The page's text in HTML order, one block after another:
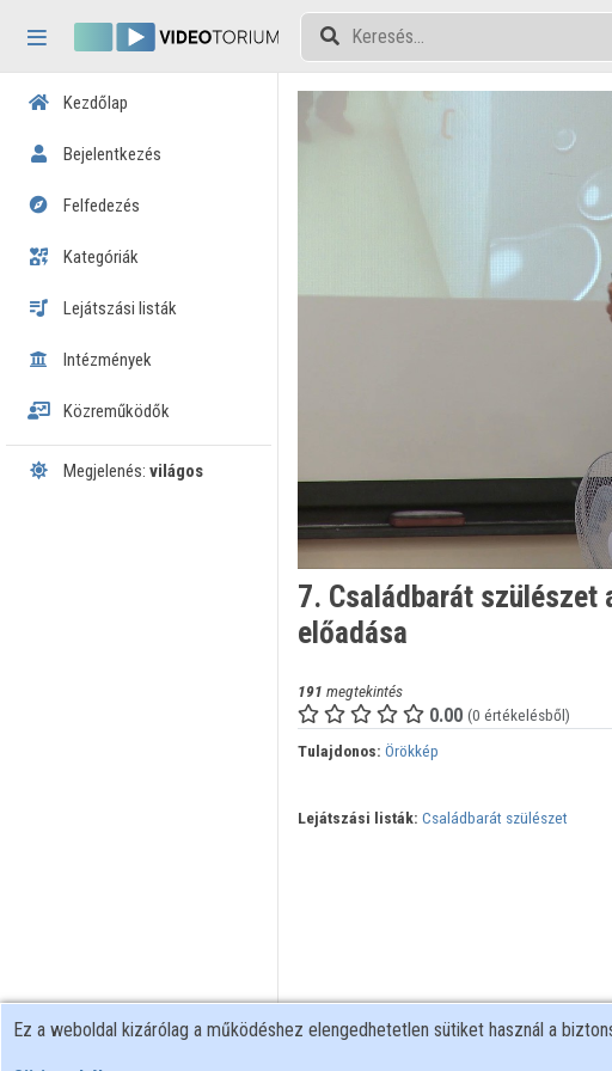
Tartalom kihagyása
Kezdőlap
Bejelentkezés
Felfedezés
Kategóriák
Lejátszási listák
Intézmények
Közreműködők
Megjelenés: világos
7. Családbarát szülészet
előadása
191 megtekintés
0.00 (0 értékelésből)
Tulajdonos: Örökkép
Lejátszási listák: Családbarát szülészet
Ez a weboldal kizárólag a működéshez elengedhetetlen sütiket használ a